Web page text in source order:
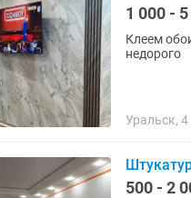
1 000 -
Клеем
недорого
Уральск,
500 - 2